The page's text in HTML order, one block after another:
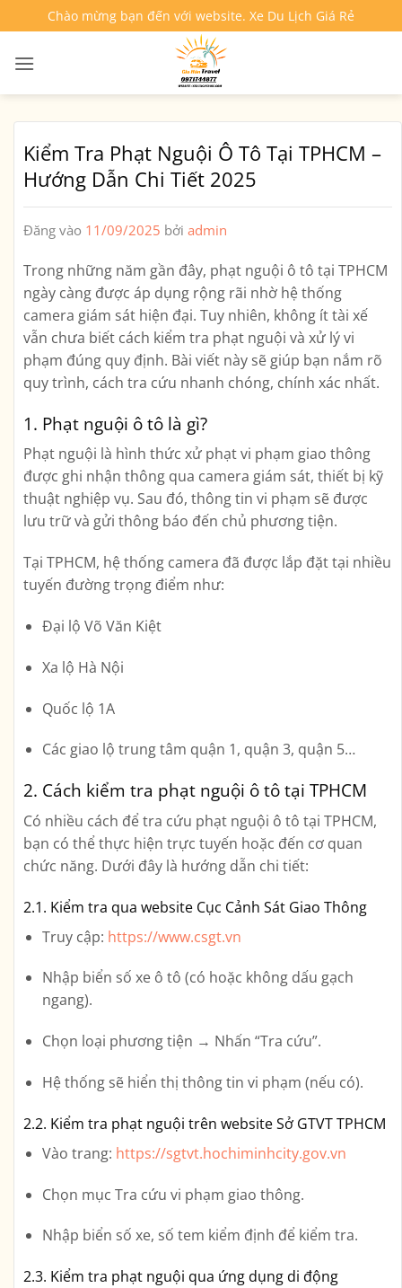
qua
nội
Chào mừng bạn đến với website. Xe Du Lịch Giá Rẻ
Kiểm Tra Phạt Nguội Ô Tô Tại TPHCM –
Hướng Dẫn Chi Tiết 2025
Đăng vào 11/09/2025 bởi admin
Trong những năm gần đây, phạt nguội ô tô tại TPHCM
ngày càng được áp dụng rộng rãi nhờ hệ thống
camera giám sát hiện đại. Tuy nhiên, không ít tài xế
vẫn chưa biết cách kiểm tra phạt nguội và xử lý vi
phạm đúng quy định. Bài viết này sẽ giúp bạn nắm rõ
quy trình, cách tra cứu nhanh chóng, chính xác nhất.
1. Phạt nguội ô tô là gì?
Phạt nguội là hình thức xử phạt vi phạm giao thông
được ghi nhận thông qua camera giám sát, thiết bị kỹ
thuật nghiệp vụ. Sau đó, thông tin vi phạm sẽ được
lưu trữ và gửi thông báo đến chủ phương tiện.
Tại TPHCM, hệ thống camera đã được lắp đặt tại nhiều
tuyến đường trọng điểm như:
Đại lộ Võ Văn Kiệt
Xa lộ Hà Nội
Quốc lộ 1A
Các giao lộ trung tâm quận 1, quận 3, quận 5…
2. Cách kiểm tra phạt nguội ô tô tại TPHCM
Có nhiều cách đểtra cứu phạt nguội ô tô tại TPHCM,
bạn có thể thực hiện trực tuyến hoặc đến cơ quan
chức năng. Dưới đây là hướng dẫn chi tiết:
2.1. Kiểm tra qua website Cục Cảnh Sát Giao Thông
Truy cập: https://www.csgt.vn
Nhập biển số xe ô tô (có hoặc không dấu gạch
ngang).
Chọn loại phương tiện → Nhấn “Tra cứu”.
Hệ thống sẽ hiển thị thông tin vi phạm (nếu có).
2.2. Kiểm tra phạt nguội trên website Sở GTVT TPHCM
Vào trang: https://sgtvt.hochiminhcity.gov.vn
Chọn mục Tra cứu vi phạm giao thông.
Nhập biển số xe, số tem kiểm định để kiểm tra.
2.3. Kiểm tra phạt nguội qua ứng dụng di động